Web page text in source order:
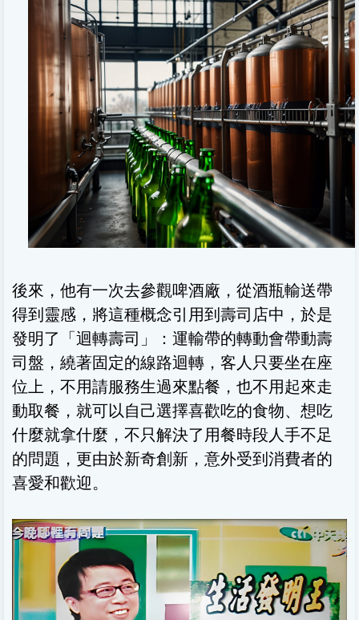
後來，他有一次去參觀啤酒廠，從酒瓶輸送帶
得到靈感，將這種概念引用到壽司店中，於是
發明了「迴轉壽司」：運輸帶的轉動會帶動壽
司盤，繞著固定的線路迴轉，客人只要坐在座
位上，不用請服務生過來點餐，也不用起來走
動取餐，就可以自己選擇喜歡吃的食物、想吃
什麼就拿什麼，不只解決了用餐時段人手不足
的問題，更由於新奇創新，意外受到消費者的
喜愛和歡迎。